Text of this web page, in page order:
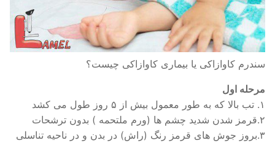
سندرم کاوازاکی یا بیماری کاوازاکی چیست؟
مرحله اول
۱. تب بالا که به طور معمول بیش از ۵ روز طول می کشد
۲.قرمز شدن شدید چشم ها (ورم ملتحمه ) بدون ترشحات
۳.بروز جوش های قرمز رنگ (راش) در بدن و در ناحیه تناسلی